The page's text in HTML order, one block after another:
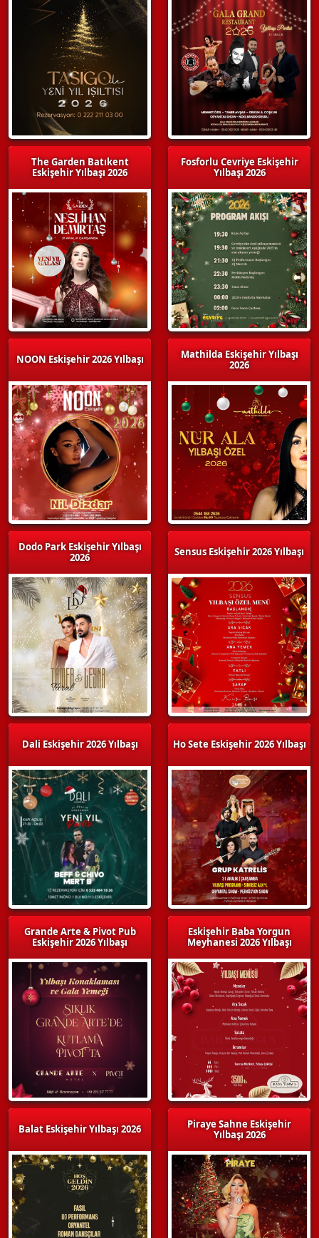
The Garden Batıkent
Eskişehir Yılbaşı 2026
NOON Eskişehir 2026 Yılbaşı
Dodo Park Eskişehir Yılbaşı
2026
Dali Eskişehir 2026 Yılbaşı
Grande Arte & Pivot Pub
Eskişehir 2026 Yılbaşı
Balat Eskişehir Yılbaşı 2026
Fosforlu Cevriye Eskişehir
Yılbaşı 2026
Mathilda Eskişehir Yılbaşı
2026
Sensus Eskişehir 2026 Yılbaşı
Ho Sete Eskişehir 2026 Yılbaşı
Eskişehir Baba Yorgun
Meyhanesi 2026 Yılbaşı
Piraye Sahne Eskişehir
Yılbaşı 2026